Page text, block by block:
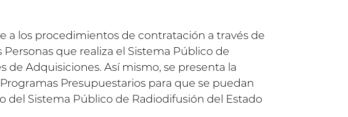
a los procedimientos de contratación a través de
que realiza el Sistema Público de
de Adquisiciones. Así mismo, se presenta la
Presupuestarios para que se puedan
del Sistema Público de Radiodifusión del Estado